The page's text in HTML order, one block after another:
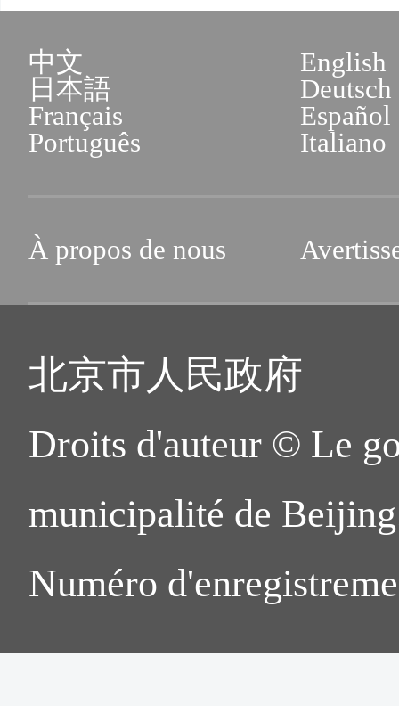
中文
English
日本語
Deutsch
Français
Español
Português
Italiano
À propos de nous
北京市人民政府
Droits d'auteur © Le
municipalité de
Numéro